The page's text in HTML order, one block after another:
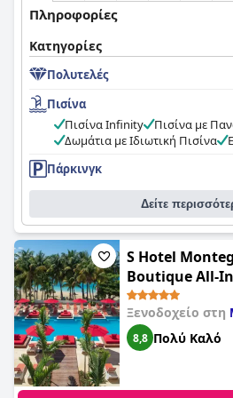
Πληροφορίες
Κατηγορίες
Πολυτελές
Πισίνα
Πισίνα Infinity
Πισίνα με
Δωμάτια με Ιδιωτική Πισίνα
Πάρκινγκ
Δείτε
S Hotel
Boutique All-
Ξενοδοχείο στη
8,8 Πολύ Καλό